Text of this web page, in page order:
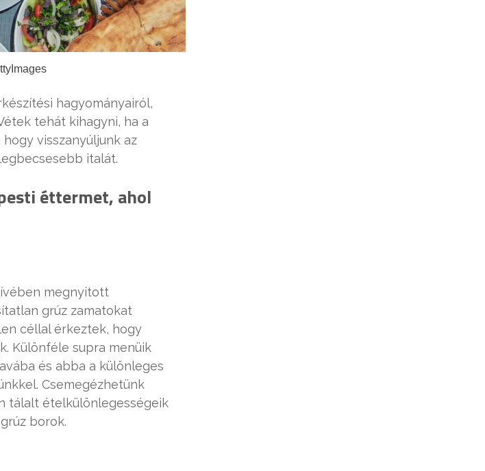
hagyományairól,
tehát kihagyni, ha a
visszanyúljunk az
italát.
éttermet, ahol
megnyitott
grúz zamatokat
céllal érkeztek, hogy
Különféle supra menüik
és abba a különleges
Csemegézhetünk
tálalt ételkülönlegességeik
borok.